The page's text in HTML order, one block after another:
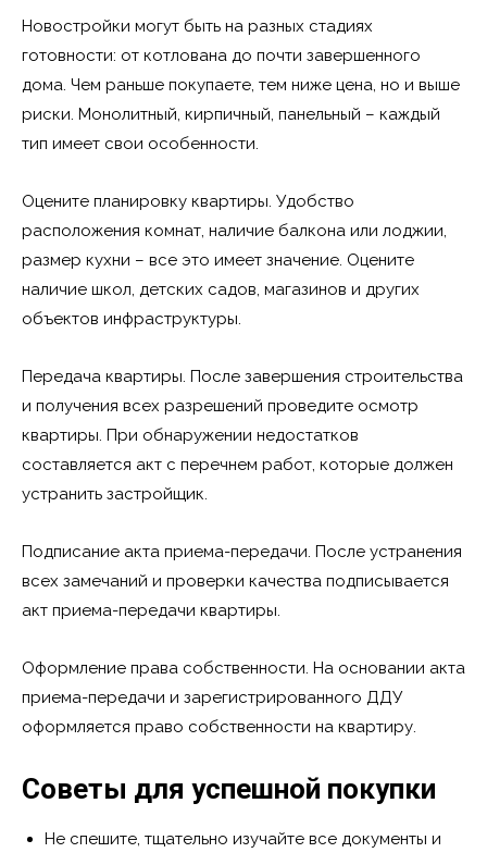
Новостройки могут быть на разных стадиях
готовности: от котлована до почти завершенного
дома. Чем раньше покупаете, тем ниже цена, но и выше
риски. Монолитный, кирпичный, панельный – каждый
тип имеет свои особенности.
Оцените планировку квартиры. Удобство
расположения комнат, наличие балкона или лоджии,
размер кухни – все это имеет значение. Оцените
наличие школ, детских садов, магазинов и других
объектов инфраструктуры.
Передача квартиры. После завершения строительства
и получения всех разрешений проведите осмотр
квартиры. При обнаружении недостатков
составляется акт с перечнем работ, которые должен
устранить застройщик.
Подписание акта приема-передачи. После устранения
всех замечаний и проверки качества подписывается
акт приема-передачи квартиры.
Оформление права собственности. На основании акта
приема-передачи и зарегистрированного ДДУ
оформляется право собственности на квартиру.
Советы для успешной покупки
Не спешите, тщательно изучайте все документы и